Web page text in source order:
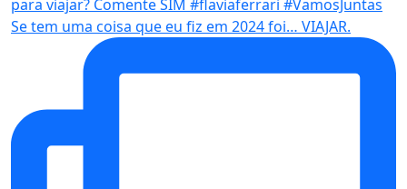
Se tem uma coisa que eu fiz em 2024 foi… VIAJAR.